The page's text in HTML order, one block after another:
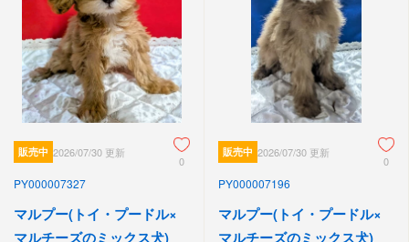
販売中 2026/07/30 更新
0
PY000007327
マルプー(トイ・プードル×
マルチーズのミックス犬)
販売中 2026/07/30 更新
0
PY000007196
マルプー(トイ・プードル×
マルチーズのミックス犬)